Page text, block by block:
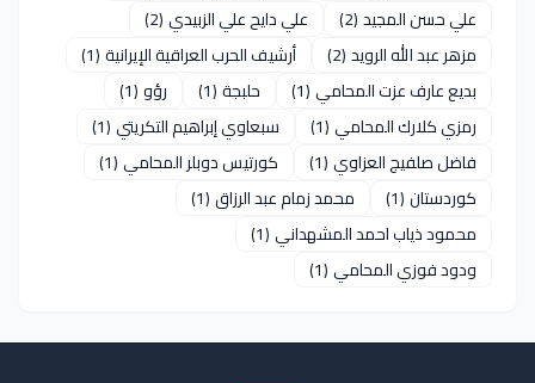
علي حسن المجيد(2) علي دايح علي الزبيدي(2)
مزهر عبد الله الرويد(2) أرشيف الحرب العراقية الإيرانية(1)
بديع عارف عزت المحامي (1) حلبجة(1) رؤو(1)
رمزي كلارك المحامي (1) سبعاوي إبراهيم التكريتي (1)
فاضل صلفيج العزاوي(1) كورتيس دوبلر المحامي (1)
كوردستان(1) محمد زمام عبد الرزاق(1)
محمود ذياب احمد المشهداني (1)
ودود فوزي المحامي (1)